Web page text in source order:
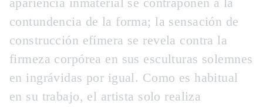
contundencia de la forma; la sensación de
construcción efímera se revela contra la
firmeza corpórea en sus esculturas solemnes
en ingrávidas por igual. Como es habitual
en su trabajo, el artista solo realiza